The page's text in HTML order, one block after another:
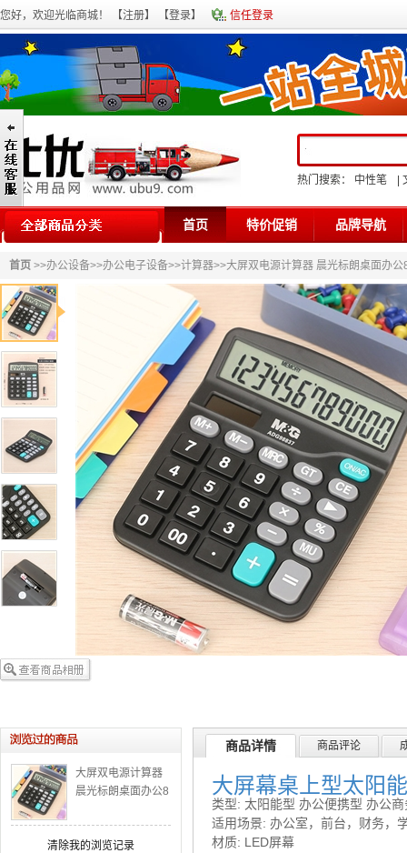
您好，欢迎光临商城！ 【注册】 【登录】 信任登录
热门搜索： 中性笔
首页 特价促销 品牌导航
首页 >>办公设备>>办公电子设备>>计算器>>大屏双电源计算器 晨光标朗桌面办
大屏双电源计算器
晨光标朗桌面办公8
清除我的浏览记录
商品详情 商品评论
大屏幕桌上型太阳
类型: 太阳能型 办公便携型 办公商
适用场景: 办公室，前台，财务，
材质: LED屏幕